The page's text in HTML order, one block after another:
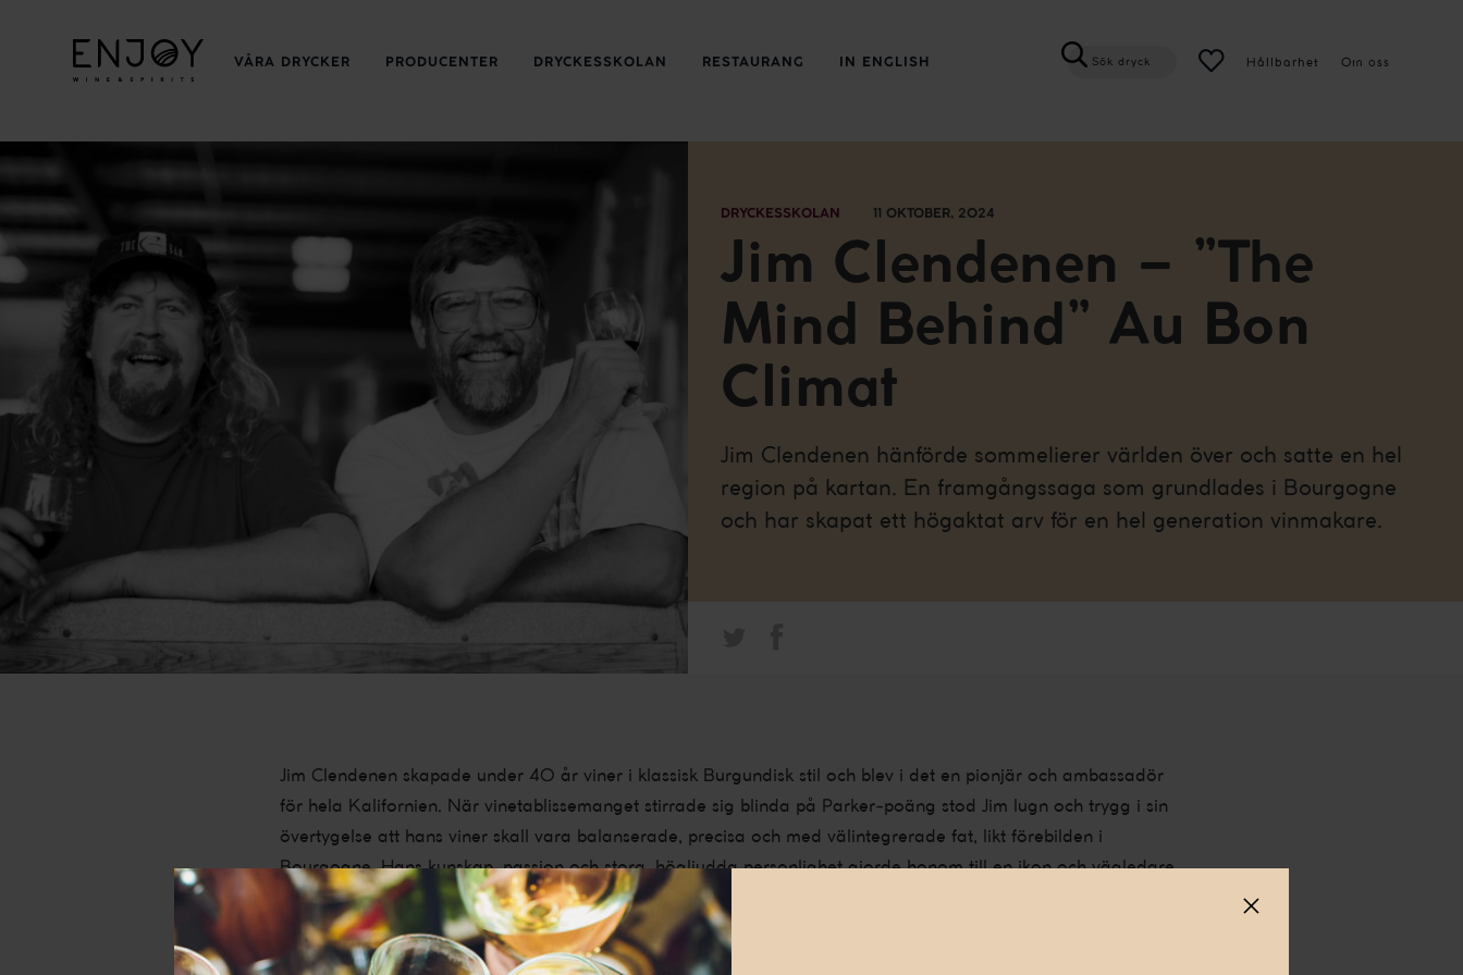
VÅRA DRYCKER PRODUCENTER DRYCKESSKOLAN RESTAURANG IN ENGLISH Sök dryck Hållbarhet Om oss
DRYCKESSKOLAN 11 OKTOBER, 2024
Jim Clendenen – ”The
Mind Behind” Au Bon
Climat
Jim Clendenen hänförde sommelierer världen över och satte en hel
region på kartan. En framgångssaga som grundlades i Bourgogne
och har skapat ett högaktat arv för en hel generation vinmakare.
Jim Clendenen skapade under 40 år viner i klassisk Burgundisk stil och blev i det en pionjär och ambassadör
för hela Kalifornien. När vinetablissemanget stirrade sig blinda på Parker-poäng stod Jim lugn och trygg i sin
övertygelse att hans viner skall vara balanserade, precisa och med välintegrerade fat, likt förebilden i
Bourgogne. Hans kunskap, passion och stora, högljudda personlighet gjorde honom till en ikon och vägledare,
inte bara för Santa Barbara County utan hela Kalifornien.
Som juridikstudent gjorde Jim sitt första utbytes-år i Frankrike där han bekantade sig med vinkulturen, vilket